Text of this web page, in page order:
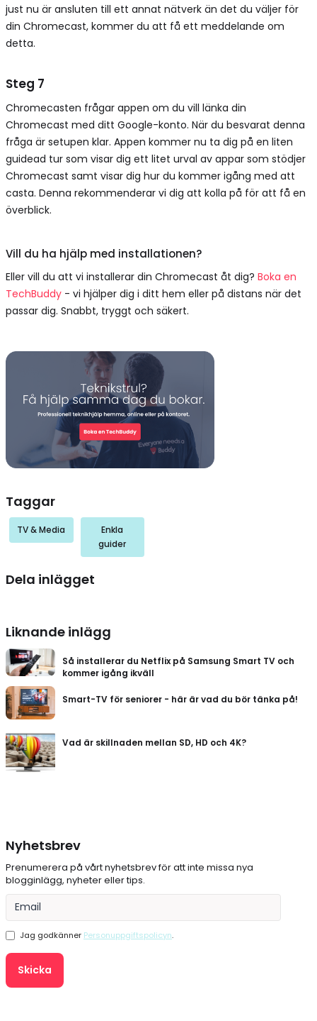
just nu är ansluten till ett annat nätverk än det du väljer för
din Chromecast, kommer du att få ett meddelande om
detta.
Steg 7
Chromecasten frågar appen om du vill länka din
Chromecast med ditt Google-konto. När du besvarat denna
fråga är setupen klar. Appen kommer nu ta dig på en liten
guidead tur som visar dig ett litet urval av appar som stödjer
Chromecast samt visar dig hur du kommer igång med att
casta. Denna rekommenderar vi dig att kolla på för att få en
överblick.
Vill du ha hjälp med installationen?
Eller vill du att vi installerar din Chromecast åt dig? Boka en
TechBuddy - vi hjälper dig i ditt hem eller på distans när det
passar dig. Snabbt, tryggt och säkert.
Taggar
TV & Media
Enkla
guider
Dela inlägget
Liknande inlägg
Så installerar du Netflix på Samsung Smart TV och
kommer igång ikväll
Smart-TV för seniorer - här är vad du bör tänka på!
Vad är skillnaden mellan SD, HD och 4K?
Nyhetsbrev
Prenumerera på vårt nyhetsbrev för att inte missa nya
blogginlägg, nyheter eller tips.
Jag godkänner Personuppgiftspolicyn.